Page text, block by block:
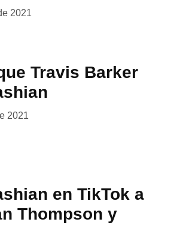
2021
Travis Barker
2021
en TikTok a
Thompson y